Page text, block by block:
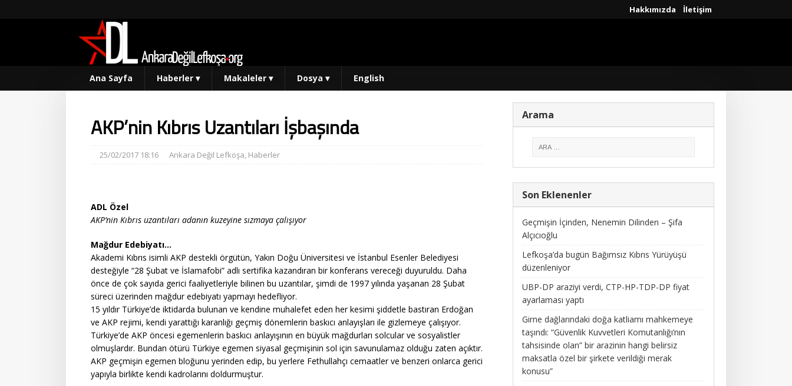
Hakkımızda İletişim
Ana Sayfa Haberler ▾ Makaleler ▾ Dosya ▾ English
AKP’nin Kıbrıs Uzantıları İşbaşında
25/02/2017 18:16 Ankara Değil Lefkoşa, Haberler
ADL Özel
AKP’nin Kıbrıs uzantıları adanın kuzeyine sızmaya çalışıyor
Mağdur Edebiyatı…
Akademi Kıbrıs isimli AKP destekli örgütün, Yakın Doğu Üniversitesi ve İstanbul Esenler Belediyesi
desteğiyle “28 Şubat ve İslamafobi” adlı sertifika kazandıran bir konferans vereceği duyuruldu. Daha
önce de çok sayıda gerici faaliyetleriyle bilinen bu uzantılar, şimdi de 1997 yılında yaşanan 28 Şubat
süreci üzerinden mağdur edebiyatı yapmayı hedefliyor.
15 yıldır Türkiye’de iktidarda bulunan ve kendine muhalefet eden her kesimi şiddetle bastıran Erdoğan
ve AKP rejimi, kendi yarattığı karanlığı geçmiş dönemlerin baskıcı anlayışları ile gizlemeye çalışıyor.
Türkiye’de AKP öncesi egemenlerin baskıcı anlayışının en büyük mağdurları solcular ve sosyalistler
olmuşlardır. Bundan ötürü Türkiye egemen siyasal geçmişinin sol için savunulamaz olduğu zaten açıktır.
AKP geçmişin egemen bloğunu yerinden edip, bu yerlere Fethullahçı cemaatler ve benzeri onlarca gerici
yapıyla birlikte kendi kadrolarını doldurmuştur.
Arama
Son Eklenenler
Geçmişin İçinden, Nenemin Dilinden – Şifa
Alçıcıoğlu
Lefkoşa’da bugün Bağımsız Kıbrıs Yürüyüşü
düzenleniyor
UBP-DP araziyi verdi, CTP-HP-TDP-DP fiyat
ayarlaması yaptı
Girne dağlarındaki doğa katliamı mahkemeye
taşındı: “Güvenlik Kuvvetleri Komutanlığı’nın
tahsisinde olan” bir arazinin hangi belirsiz
maksatla özel bir şirkete verildiği merak
konusu”